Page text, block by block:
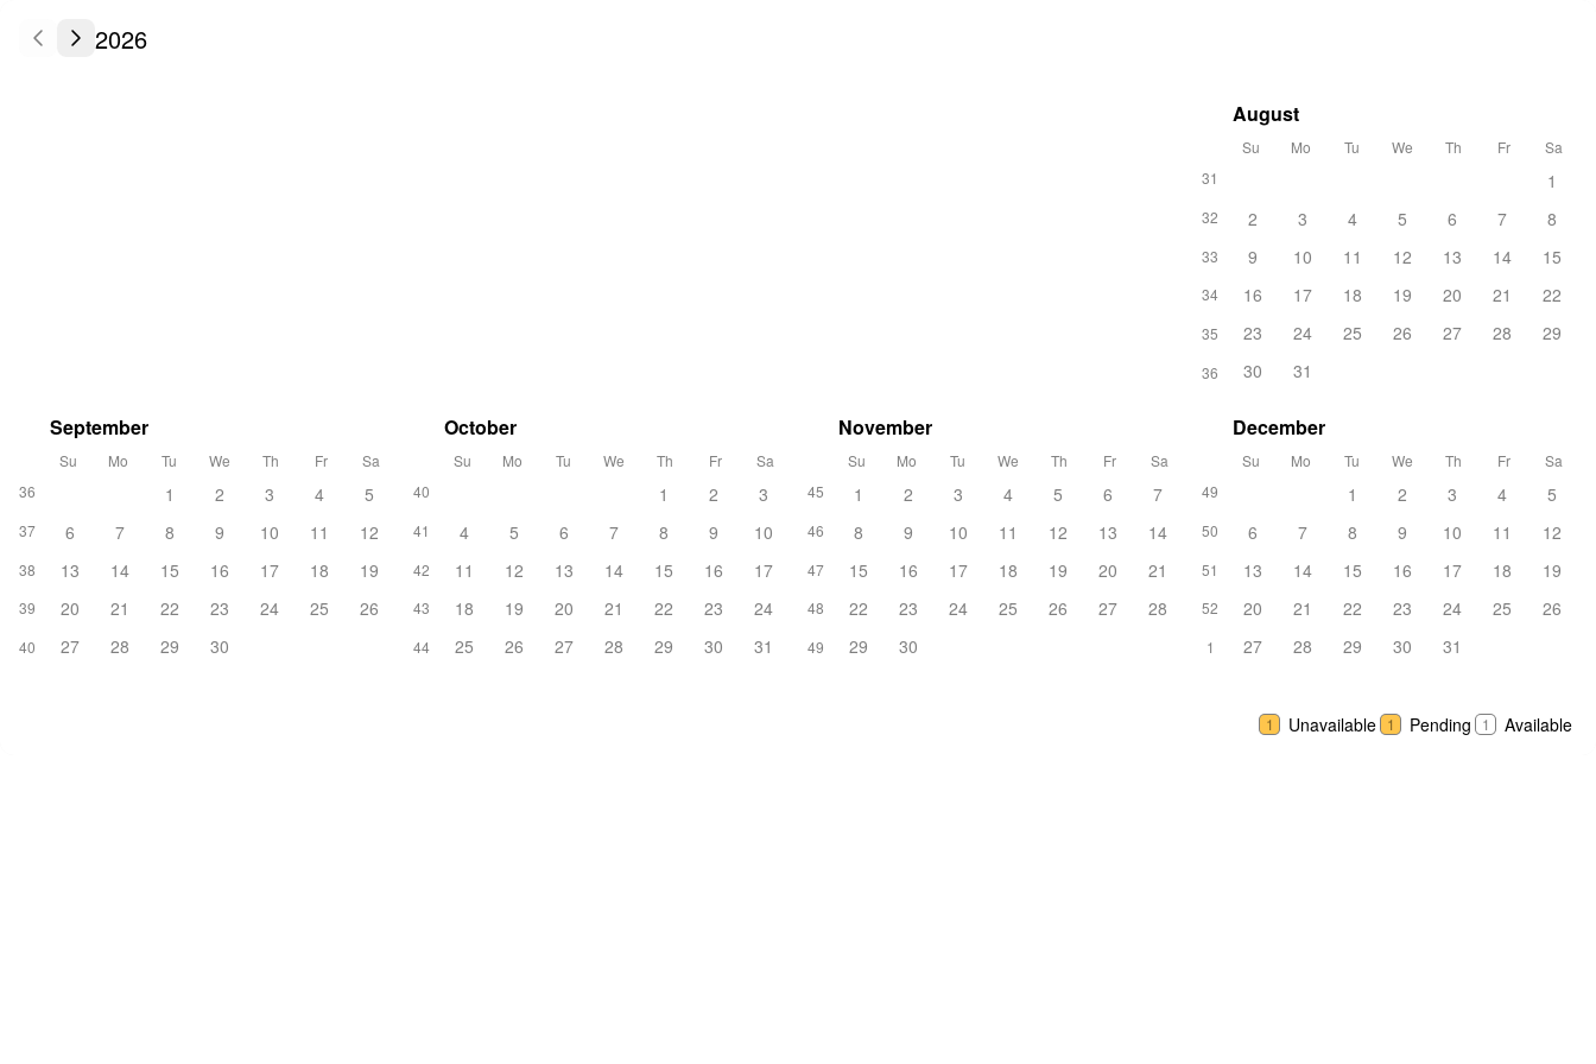
2026
August
31
32
33
34
35
36
Su Mo Tu We Th Fr Sa
1
2
3 4 5 6 7
8
9
10 11 12 13 14
15
16
17 18 19 20 21
22
23
24 25 26 27 28
29
30
31
September
36
37
38
39
40
Su Mo Tu We Th Fr Sa
1 2 3 4
5
6
7 8 9 10 11
12
13
14 15 16 17 18
19
20
21 22 23 24 25
26
27
28 29 30
October
40
41
42
43
44
Su Mo Tu We Th Fr Sa
1 2
3
4
5 6 7 8 9
10
11
12 13 14 15 16
17
18
19 20 21 22 23
24
25
26 27 28 29 30 31
November
45
46
47
48
49
Su Mo Tu We Th Fr Sa
1 2 3 4 5 6
7
8
9 10 11 12 13
14
15
16 17 18 19 20
21
22
23 24 25 26 27
28
29
30
December
49
50
51
52
1
Su Mo Tu We Th Fr Sa
1 2 3 4
5
6
7 8 9 10 11
12
13
14 15 16 17 18
19
20
21 22 23 24 25
26
27
28 29 30 31
1 Unavailable 1 Pending 1 Available